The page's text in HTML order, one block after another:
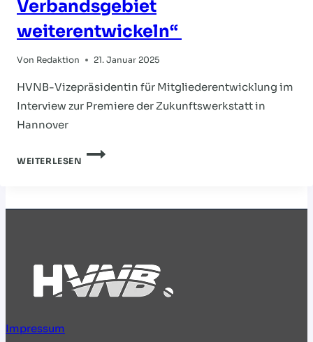
Verbandsgebiet
weiterentwickeln“
Von Redaktion 21. Januar 2025
HVNB-Vizepräsidentin für Mitgliederentwicklung im
Interview zur Premiere der Zukunftswerkstatt in
Hannover
WEITERLESEN
FREYBERG:
HANDBALLSPORT
WEITERENTWICKELN“
Impressum